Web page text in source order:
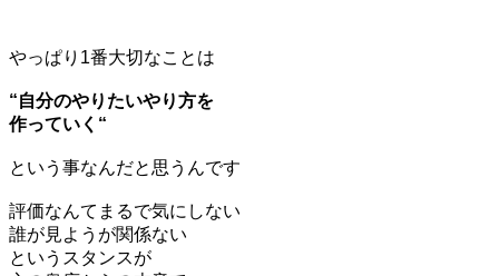
やっぱり1番大切なことは
“自分のやりたいやり方を
作っていく“
という事なんだと思うんです
評価なんてまるで気にしない
誰が見ようが関係ない
というスタンスが